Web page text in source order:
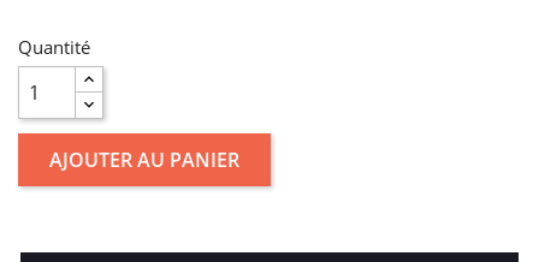
Quantité
AJOUTER AU PANIER